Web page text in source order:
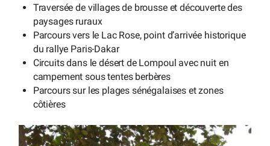
Traversée de villages de brousse et découverte des
paysages ruraux
Parcours vers le Lac Rose, point d’arrivée historique
du rallye Paris-Dakar
Circuits dans le désert de Lompoul avec nuit en
campement sous tentes berbères
Parcours sur les plages sénégalaises et zones
côtières